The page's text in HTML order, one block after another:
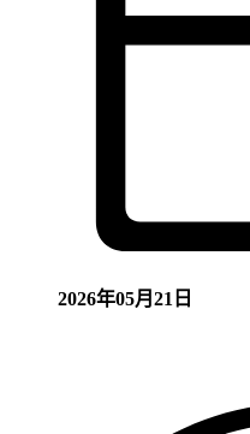
2026年05月21日